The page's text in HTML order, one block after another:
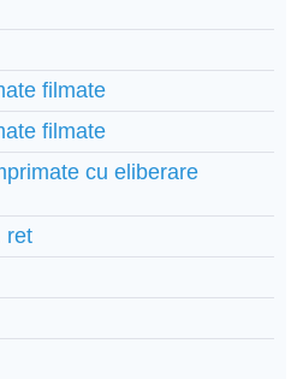
filmate
filmate
cu eliberare
ret